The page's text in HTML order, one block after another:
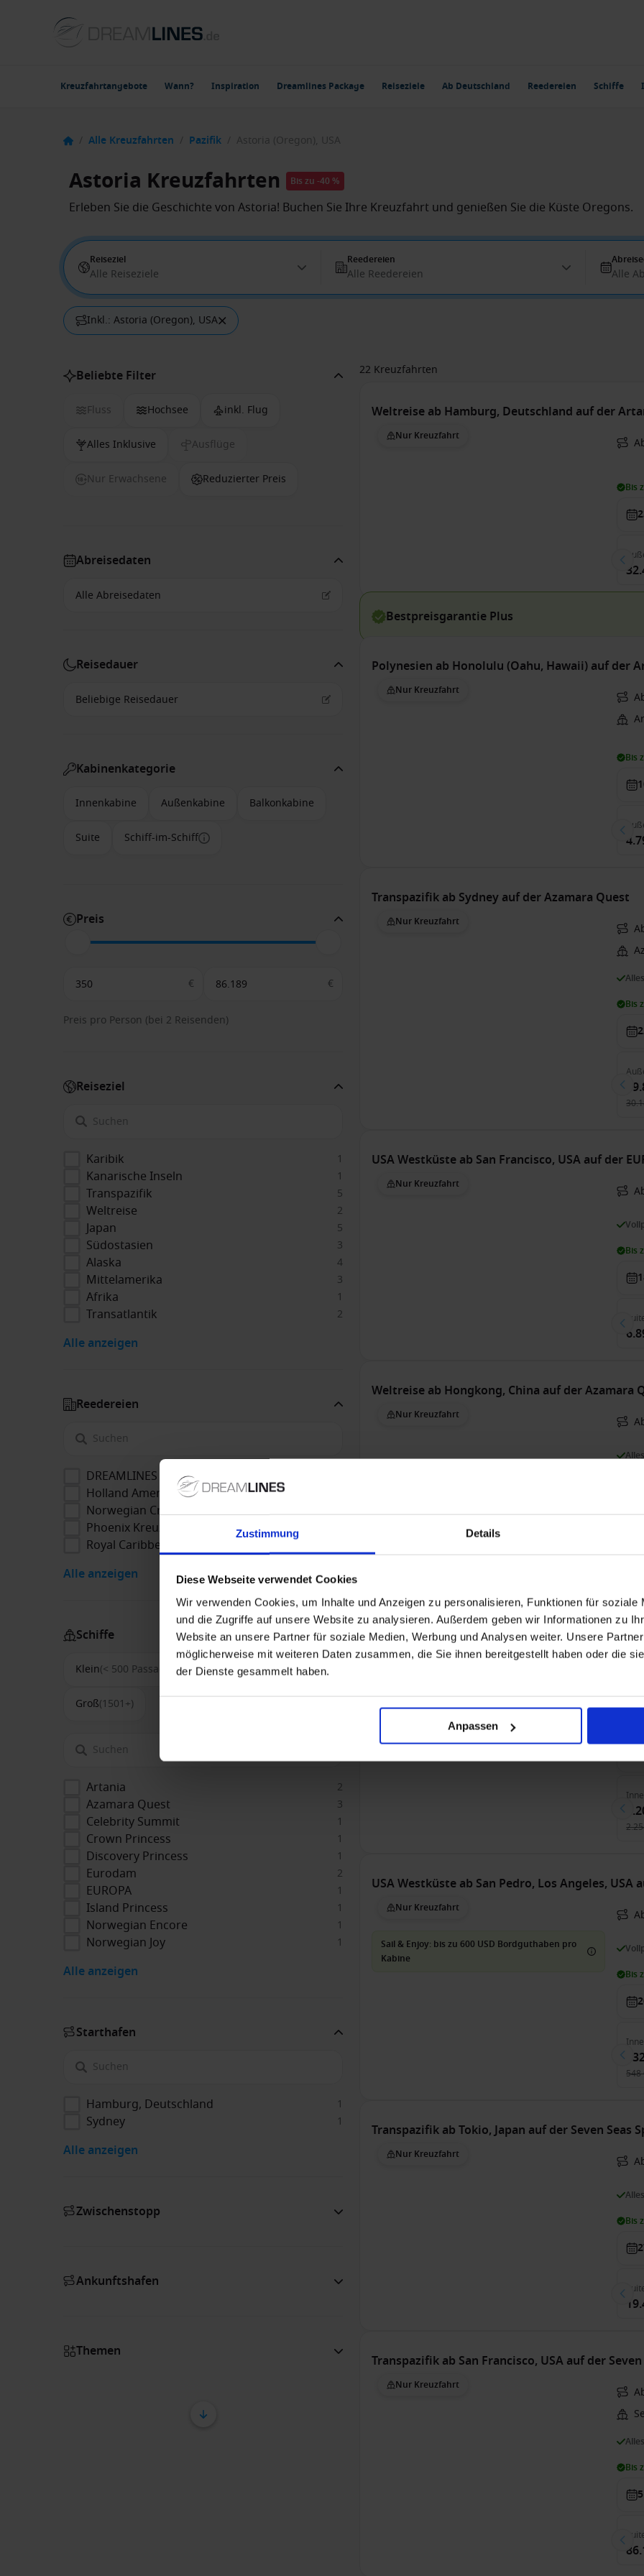
Zustimmung Details
Diese Webseite verwendet Cookies
Wir verwenden Cookies, um Inhalte und Anzeigen zu personalisieren, Funktionen für soziale
und die Zugriffe auf unsere Website zu analysieren. Außerdem geben wir Informationen zu
Website an unsere Partner für soziale Medien, Werbung und Analysen weiter. Unsere
möglicherweise mit weiteren Daten zusammen, die Sie ihnen bereitgestellt haben oder die
der Dienste gesammelt haben.
Anpassen
Kreuzfahrtangebote Wann? Inspiration Dreamlines Package Reiseziele Ab Deutschland Reedereien Schiffe
/ Alle Kreuzfahrten / Pazifik / Astoria (Oregon), USA
Astoria Kreuzfahrten Bis zu -40 %
Erleben Sie die Geschichte von Astoria! Buchen Sie Ihre Kreuzfahrt und genießen Sie die Küste Oregons.
Reiseziel
Alle Reiseziele
Reedereien
Alle Reedereien Alle
Inkl.: Astoria (Oregon), USA
Beliebte Filter
Fluss Hochsee inkl. Flug
Alles Inklusive Ausflüge
Nur Erwachsene Reduzierter Preis
Abreisedaten
Reisedauer
Kabinenkategorie
Innenkabine Außenkabine Balkonkabine
Suite Schiff-im-Schiff
Preis
€ €
Preis pro Person (bei 2 Reisenden)
Reiseziel
Karibik 1
Kanarische Inseln 1
Transpazifik 5
Weltreise 2
Japan 5
Südostasien 3
Alaska 4
Mittelamerika 3
Afrika 1
Transatlantik 2
Alle anzeigen
Reedereien
DREAMLINES Package
Holland America Line
Norwegian Cruise Line
Phoenix Kreuzfahrten
Royal Caribbean
Alle anzeigen
Schiffe
Klein(< 500 Passagiere) Mittel(500-1500)
Groß(1501+)
Artania 2
Azamara Quest 3
Celebrity Summit 1
Crown Princess 1
Discovery Princess 1
Eurodam 2
EUROPA 1
Island Princess 1
Norwegian Encore 1
Norwegian Joy 1
Alle anzeigen
Starthafen
Hamburg, Deutschland 1
Sydney 1
Alle anzeigen
Zwischenstopp
Ankunftshafen
Themen
22 Kreuzfahrten
Weltreise ab Hamburg, Deutschland auf der
Nur Kreuzfahrt
Bis
Bestpreisgarantie Plus
Polynesien ab Honolulu (Oahu, Hawaii) auf der
Nur Kreuzfahrt
Bis
Transpazifik ab Sydney auf der Azamara Quest
Nur Kreuzfahrt
Bis
USA Westküste ab San Francisco, USA auf der
Nur Kreuzfahrt
Bis
Weltreise ab Hongkong, China auf der Azamara
Nur Kreuzfahrt
USA Westküste ab Vancouver, Kanada auf der
Nur Kreuzfahrt
USA Westküste ab San Pedro, Los Angeles, USA
Nur Kreuzfahrt
Sail & Enjoy: bis zu 600 USD Bordguthaben pro
Kabine
Bis
548
Transpazifik ab Tokio, Japan auf der Seven Seas
Nur Kreuzfahrt
Bis
Transpazifik ab San Francisco, USA auf der
Nur Kreuzfahrt
Bis